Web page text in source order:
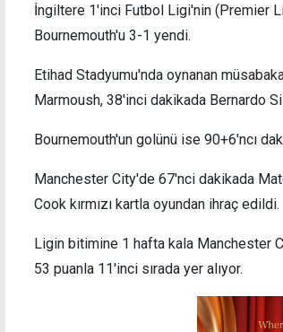
İngiltere 1'inci Futbol Ligi'nin (Premier
Bournemouth'u 3-1 yendi.
Etihad Stadyumu'nda oynanan
Marmoush, 38'inci dakikada Bernardo
Bournemouth'un golünü ise 90+6'ncı
Manchester City'de 67'nci dakikada
Cook kırmızı kartla oyundan ihraç edildi.
Ligin bitimine 1 hafta kala Manchester
53 puanla 11'inci sırada yer alıyor.
Fenerbahçe, Şampiyonlar Ligi'nde